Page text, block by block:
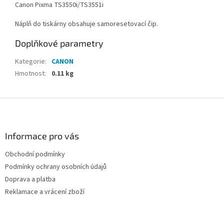
Canon Pixma TS3550i/TS3551i
Náplň do tiskárny obsahuje samoresetovací čip.
Doplňkové parametry
Kategorie: CANON
Hmotnost: 0.11 kg
Informace pro vás
Obchodní podmínky
Podmínky ochrany osobních údajů
Doprava a platba
Reklamace a vrácení zboží